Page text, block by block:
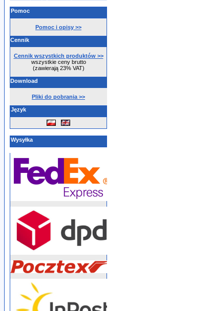
Pomoc
Pomoc i opisy >>
Cennik
Cennik wszystkich produktów >>
wszystkie ceny brutto
(zawierają 23% VAT)
Download
Pliki do pobrania >>
Język
Wysyłka